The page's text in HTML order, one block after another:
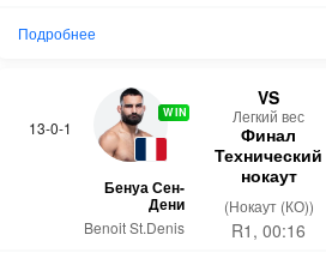
Подробнее
13-0-1
WIN
Бенуа Сен-
Дени
Benoit St.Denis
VS
Легкий вес
Финал
Технический
нокаут
(Нокаут (КО))
R1, 00:16